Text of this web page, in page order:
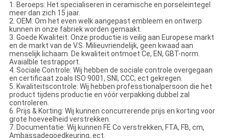
1. Beroeps: Het specialiseren in ceramische en porseleintegel
meer dan zich 15 jaar.
2. OEM: Om het even welk aangepast embleem en ontwerp
kunnen in onze fabriek worden gemaakt.
3. Goede Kwaliteit: Onze productie is veilig aan Europese markt
en de markt van de V.S. Milieuvriendelijk, geen kwaad aan
menselijk lichaam. De kwaliteit ontmoet Ce, EN, GBT-norm.
Avaialble testrapport.
4. Sociale Controle: Wij hebben de sociale controle overgegaan
en certificaat zoals ISO 9001, SNI, CCC, ect gekregen.
5. Kwaliteitscontrole: Wij hebben professtionalpersoon die het
product tijdens productie en vóór verpakking dubbel zal
controleren.
6. Prijs & Korting: Wij kunnen concurrerende prijs en korting voor
grote hoeveelheid verstrekken.
7. Documentatie: Wij kunnen FE Co verstrekken, FTA, FB, cm,
Ambassadegoedkeuring, ect.